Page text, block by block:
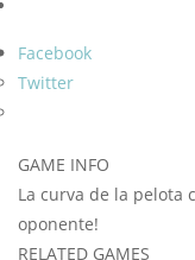
Facebook
Twitter
GAME INFO
La curva de la pelota
oponente!
RELATED GAMES